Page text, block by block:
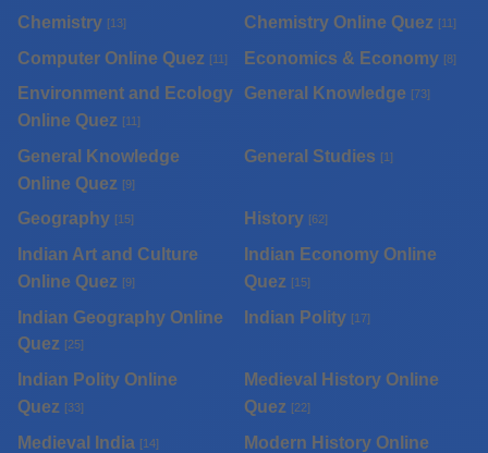
Chemistry [13] Chemistry Online Quez [11]
Computer Online Quez [11] Economics & Economy [8]
Environment and Ecology
Online Quez [11]
General Knowledge [73]
General Knowledge
Online Quez [9]
General Studies [1]
Geography [15] History [62]
Indian Art and Culture
Online Quez [9]
Indian Economy Online
Quez [15]
Indian Geography Online
Quez [25]
Indian Polity [17]
Indian Polity Online
Quez [33]
Medieval History Online
Quez [22]
Medieval India [14]
Modern History Online